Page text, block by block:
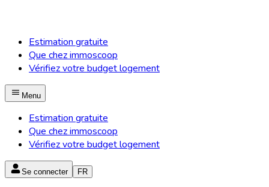
Estimation gratuite
Que chez immoscoop
Vérifiez votre budget logement
Menu
Estimation gratuite
Que chez immoscoop
Vérifiez votre budget logement
Se connecter FR